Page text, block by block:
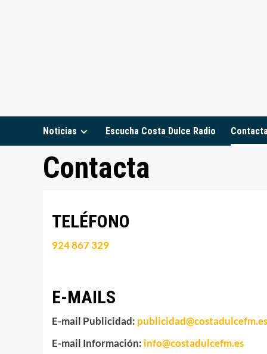
Noticias Escucha Costa Dulce Radio
Contacta
TELÉFONO
924 867 329
E-MAILS
E-mail Publicidad: publicidad@costadulcefm.es
E-mail Información: info@costadulcefm.es